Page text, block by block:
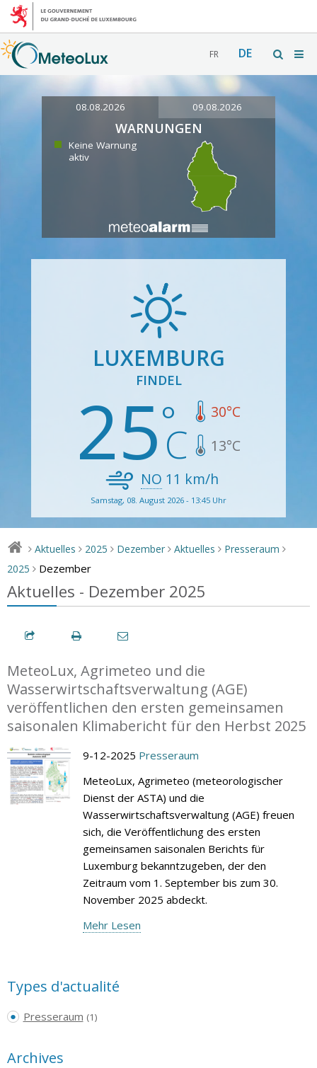
FR DE
08.08.2026 09.08.2026
WARNUNGEN
Keine Warnung
aktiv
LUXEMBURG
FINDEL
25 30°C
13°C
NO 11 km/h
Samstag, 08. August 2026 - 13:45 Uhr
> Aktuelles > 2025 > Dezember > Aktuelles > Presseraum >
2025 > Dezember
Aktuelles - Dezember 2025
MeteoLux, Agrimeteo und die
Wasserwirtschaftsverwaltung (AGE)
veröffentlichen den ersten gemeinsamen
saisonalen Klimabericht für den Herbst 2025
9-12-2025 Presseraum
MeteoLux, Agrimeteo (meteorologischer
Dienst der ASTA) und die
Wasserwirtschaftsverwaltung (AGE) freuen
sich, die Veröffentlichung des ersten
gemeinsamen saisonalen Berichts für
Luxemburg bekanntzugeben, der den
Zeitraum vom 1. September bis zum 30.
November 2025 abdeckt.
Mehr Lesen
Types d'actualité
Presseraum (1)
Archives